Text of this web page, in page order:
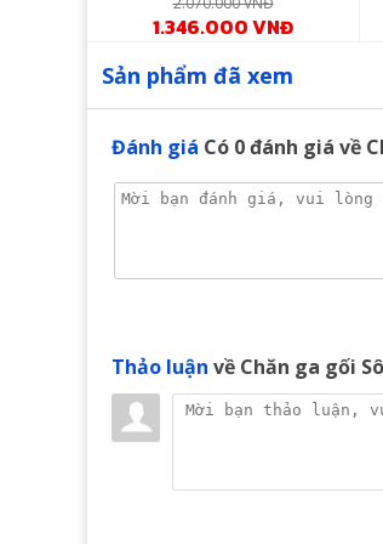
Khả năng kháng khuẩn
Phong cách dễ thương, đa
1.346.000 VNĐ
Sản phẩm đã xem
Đánh giá Có 0đánh giá về
Thảo luận về Chăn ga gối